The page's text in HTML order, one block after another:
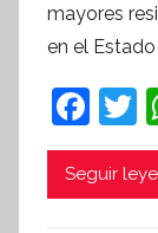
mayores
en el
F
a
c
Seguir